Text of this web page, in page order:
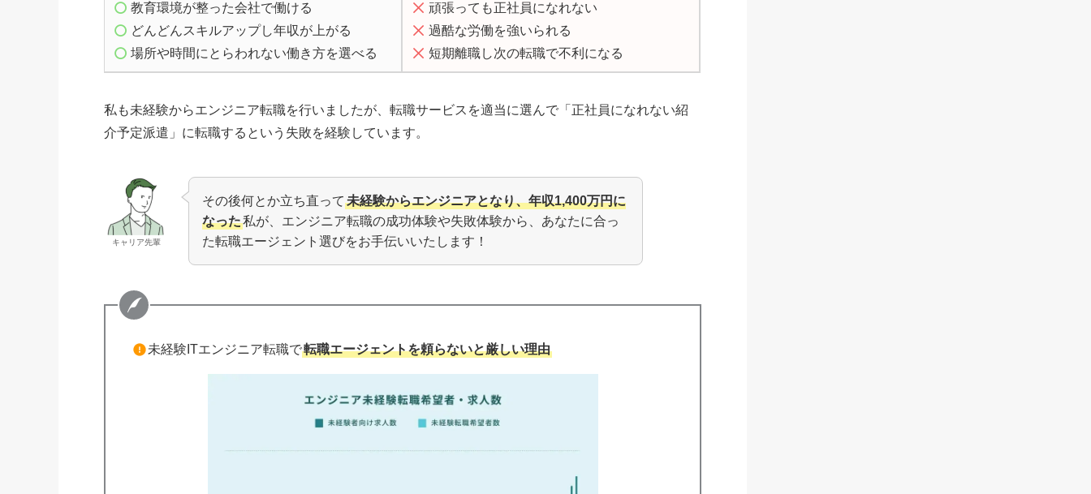
教育環境が整った会社で働ける
どんどんスキルアップし年収が上がる
場所や時間にとらわれない働き方を選べる
頑張っても正社員になれない
過酷な労働を強いられる
短期離職し次の転職で不利になる
私も未経験からエンジニア転職を行いましたが、転職サービスを適当に選んで「正社員になれない紹
介予定派遣」に転職するという失敗を経験しています。
キャリア先輩
その後何とか立ち直って未経験からエンジニアとなり、年収1,400万円に
なった私が、エンジニア転職の成功体験や失敗体験から、あなたに合っ
た転職エージェント選びをお手伝いいたします！
未経験ITエンジニア転職で転職エージェントを頼らないと厳しい理由